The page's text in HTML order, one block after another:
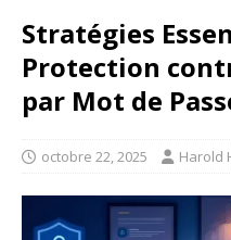
Stratégies
Protection
par Mot de
octobre 22, 2025 Harold